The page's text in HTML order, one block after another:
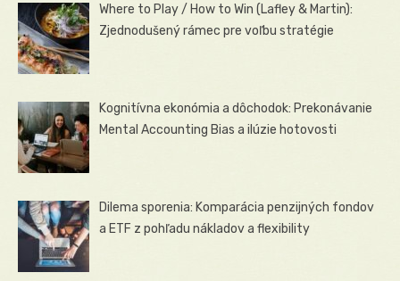
Where to Play / How to Win (Lafley & Martin):
Zjednodušený rámec pre voľbu stratégie
Kognitívna ekonómia a dôchodok: Prekonávanie
Mental Accounting Bias a ilúzie hotovosti
Dilema sporenia: Komparácia penzijných fondov
a ETF z pohľadu nákladov a flexibility